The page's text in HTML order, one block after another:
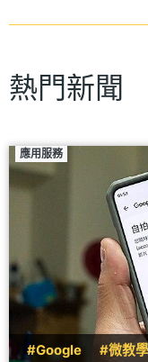
熱門新聞
應用服務
#Google #微教學